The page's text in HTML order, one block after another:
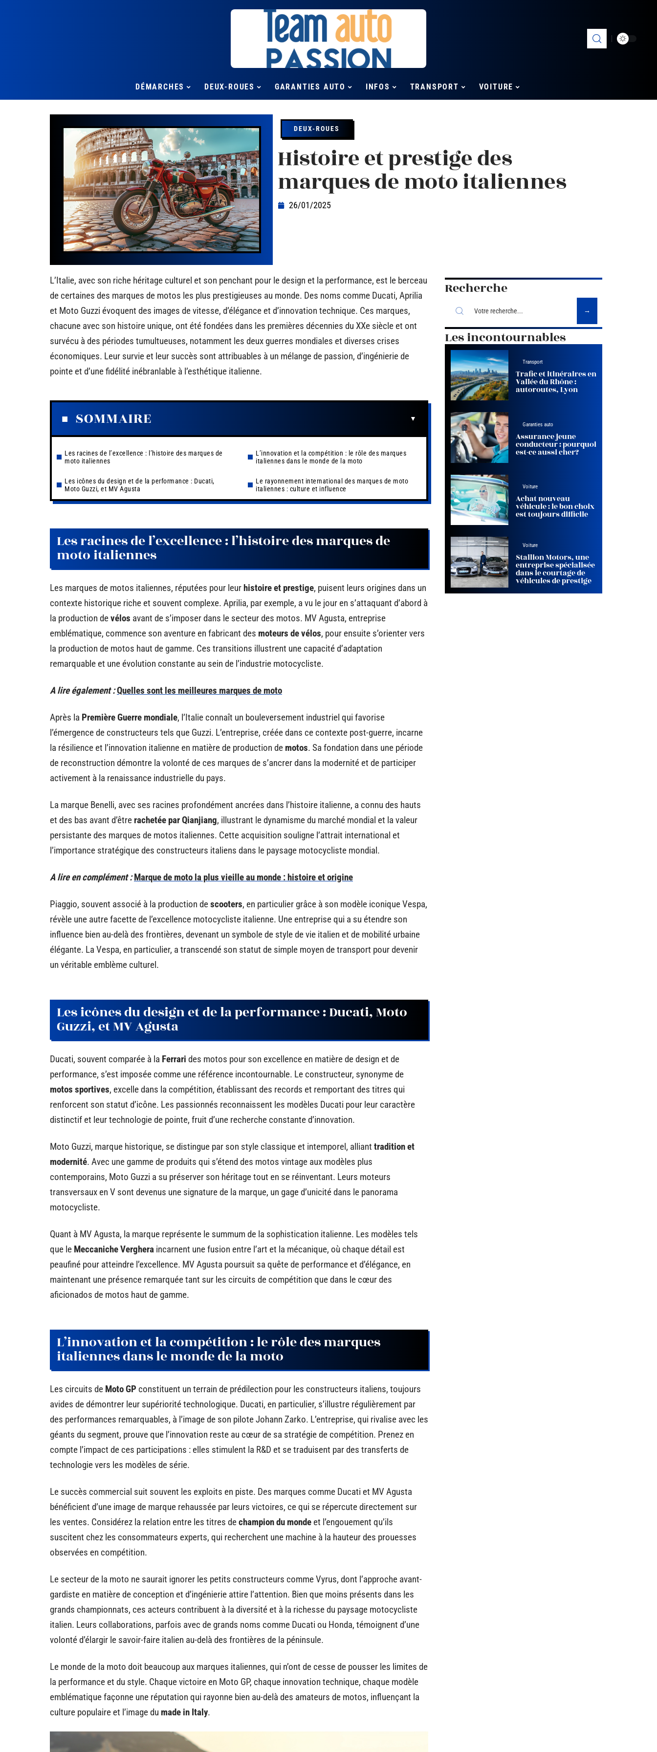
DÉMARCHES DEUX-ROUES GARANTIES AUTO INFOS TRANSPORT VOITURE
DEUX-ROUES
Histoire et prestige des
marques de moto italiennes
26/01/2025
L’Italie, avec son riche héritage culturel et son penchant pour le design et la performance, est le berceau
de certaines des marques de motos les plus prestigieuses au monde. Des noms comme Ducati, Aprilia
et Moto Guzzi évoquent des images de vitesse, d’élégance et d’innovation technique. Ces marques,
chacune avec son histoire unique, ont été fondées dans les premières décennies du XXe siècle et ont
survécu à des périodes tumultueuses, notamment les deux guerres mondiales et diverses crises
économiques. Leur survie et leur succès sont attribuables à un mélange de passion, d’ingénierie de
pointe et d’une fidélité inébranlable à l’esthétique italienne.
SOMMAIRE
Les racines de l’excellence : l’histoire des marques de
moto italiennes
Les icônes du design et de la performance : Ducati,
Moto Guzzi, et MV Agusta
L’innovation et la compétition : le rôle des marques
italiennes dans le monde de la moto
Le rayonnement international des marques de moto
italiennes : culture et influence
Les racines de l’excellence : l’histoire des marques de
moto italiennes
Les marques de motos italiennes, réputées pour leur histoire et prestige, puisent leurs origines dans un
contexte historique riche et souvent complexe. Aprilia, par exemple, a vu le jour en s’attaquant d’abord à
la production devélos avant de s’imposer dans le secteur des motos. MV Agusta, entreprise
emblématique, commence son aventure en fabricant des moteurs de vélos, pour ensuite s’orienter vers
la production de motos haut de gamme. Ces transitions illustrent une capacité d’adaptation
remarquable et une évolution constante au sein de l’industrie motocycliste.
A lire également :Quelles sont les meilleures marques de moto
Après la Première Guerre mondiale, l’Italie connaît un bouleversement industriel qui favorise
l’émergence de constructeurs tels que Guzzi. L’entreprise, créée dans ce contexte post-guerre, incarne
la résilience et l’innovation italienne en matière de production de motos. Sa fondation dans une période
de reconstruction démontre la volonté de ces marques de s’ancrer dans la modernité et de participer
activement à la renaissance industrielle du pays.
La marque Benelli, avec ses racines profondément ancrées dans l’histoire italienne, a connu des hauts
et des bas avant d’être rachetée par Qianjiang, illustrant le dynamisme du marché mondial et la valeur
persistante des marques de motos italiennes. Cette acquisition souligne l’attrait international et
l’importance stratégique des constructeurs italiens dans le paysage motocycliste mondial.
A lire en complément : Marque de moto la plus vieille au monde : histoire et origine
Piaggio, souvent associé à la production descooters, en particulier grâce à son modèle iconique Vespa,
révèle une autre facette de l’excellence motocycliste italienne. Une entreprise qui a su étendre son
influence bien au-delà des frontières, devenant un symbole de style de vie italien et de mobilité urbaine
élégante. La Vespa, en particulier, a transcendé son statut de simple moyen de transport pour devenir
un véritable emblème culturel.
Les icônes du design et de la performance : Ducati, Moto
Guzzi, et MV Agusta
Ducati, souvent comparée à la Ferrari des motos pour son excellence en matière de design et de
performance, s’est imposée comme une référence incontournable. Le constructeur, synonyme de
motos sportives, excelle dans la compétition, établissant des records et remportant des titres qui
renforcent son statut d’icône. Les passionnés reconnaissent les modèles Ducati pour leur caractère
distinctif et leur technologie de pointe, fruit d’une recherche constante d’innovation.
Moto Guzzi, marque historique, se distingue par son style classique et intemporel, alliant tradition et
modernité. Avec une gamme de produits qui s’étend des motos vintage aux modèles plus
contemporains, Moto Guzzi a su préserver son héritage tout en se réinventant. Leurs moteurs
transversaux en V sont devenus une signature de la marque, un gage d’unicité dans le panorama
motocycliste.
Quant à MV Agusta, la marque représente le summum de la sophistication italienne. Les modèles tels
que le Meccaniche Verghera incarnent une fusion entre l’art et la mécanique, où chaque détail est
peaufiné pour atteindre l’excellence. MV Agusta poursuit sa quête de performance et d’élégance, en
maintenant une présence remarquée tant sur les circuits de compétition que dans le cœur des
aficionados de motos haut de gamme.
L’innovation et la compétition : le rôle des marques
italiennes dans le monde de la moto
Les circuits de Moto GP constituent un terrain de prédilection pour les constructeurs italiens, toujours
avides de démontrer leur supériorité technologique. Ducati, en particulier, s’illustre régulièrement par
des performances remarquables, à l’image de son pilote Johann Zarko. L’entreprise, qui rivalise avec les
géants du segment, prouve que l’innovation reste au cœur de sa stratégie de compétition. Prenez en
compte l’impact de ces participations : elles stimulent la R&D et se traduisent par des transferts de
technologie vers les modèles de série.
Le succès commercial suit souvent les exploits en piste. Des marques comme Ducati et MV Agusta
bénéficient d’une image de marque rehaussée par leurs victoires, ce qui se répercute directement sur
les ventes. Considérez la relation entre les titres dechampion du monde et l’engouement qu’ils
suscitent chez les consommateurs experts, qui recherchent une machine à la hauteur des prouesses
observées en compétition.
Le secteur de la moto ne saurait ignorer les petits constructeurs comme Vyrus, dont l’approche avant-
gardiste en matière de conception et d’ingénierie attire l’attention. Bien que moins présents dans les
grands championnats, ces acteurs contribuent à la diversité et à la richesse du paysage motocycliste
italien. Leurs collaborations, parfois avec de grands noms comme Ducati ou Honda, témoignent d’une
volonté d’élargir le savoir-faire italien au-delà des frontières de la péninsule.
Le monde de la moto doit beaucoup aux marques italiennes, qui n’ont de cesse de pousser les limites de
la performance et du style. Chaque victoire en Moto GP, chaque innovation technique, chaque modèle
emblématique façonne une réputation qui rayonne bien au-delà des amateurs de motos, influençant la
culture populaire et l’image du made in Italy.
Recherche
Les incontournables
Transport
Trafic et itinéraires en
Vallée du Rhône :
autoroutes, Lyon
Garanties auto
Assurance jeune
conducteur : pourquoi
est-ce aussi cher?
Voiture
Achat nouveau
véhicule : le bon choix
est toujours difficile
Voiture
Stallion Motors, une
entreprise spécialisée
dans le courtage de
véhicules de prestige